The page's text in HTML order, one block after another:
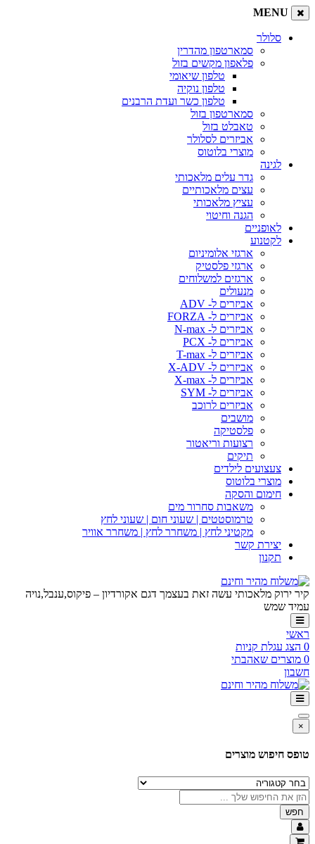
MENU
סלולר
סמארטפון מהדרין
פלאפון מקשים בזול
טלפון שיאומי
טלפון נוקיה
טלפון כשר ועדת הרבנים
סמארטפון בזול
טאבלט בזול
אביזרים לסלולר
מוצרי בלוטוס
לגינה
גדר עלים מלאכותי
עצים מלאכותיים
עציץ מלאכותי
הגנה וחיטוי
לאופניים
לקטנוע
ארגזי אלומיניום
ארגזי פלסטיק
ארגזים למשלוחים
מנעולים
אביזרים ל- ADV
אביזרים ל- FORZA
אביזרים ל- N-max
אביזרים ל- PCX
אביזרים ל- T-max
אביזרים ל- X-ADV
אביזרים ל- X-max
אביזרים ל- SYM
אביזרים לרוכב
מושבים
פלסטיקה
רצועות וריאטור
תיקים
צעצועים לילדים
מוצרי בלוטוס
חימום והסקה
משאבות סחרור מים
טרמוסטטים | שעוני חום | שעוני לחץ
מקטיני לחץ | משחרר לחץ | משחרר אוויר
יצירת קשר
תקנון
קיר ירוק מלאכותי עשה זאת בעצמך דגם אקורדיון – פיקוס,ענבל,נויה
עמיד שמש
ראשי
0 הצג עגלת קניות
0 מוצרים שאהבתי
חשבון
×
טופס חיפוש מוצרים
חפש